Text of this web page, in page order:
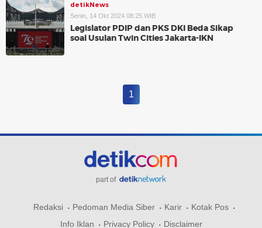
detikNews
Senin, 14 Okt 2024 08:25 WIB
Legislator PDIP dan PKS DKI Beda Sikap
soal Usulan Twin Cities Jakarta-IKN
1
part of
Redaksi Pedoman Media Siber Karir
Kotak Pos
Info Iklan
Privacy Policy Disclaimer